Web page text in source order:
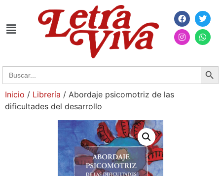
Search
for:
Inicio / Librería / Abordaje psicomotriz de las
dificultades del desarrollo